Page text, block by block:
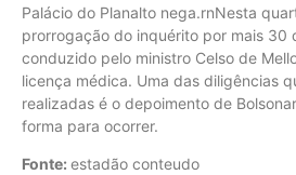
Palácio do Planalto nega.rnNesta
prorrogação do inquérito por mais 30
conduzido pelo ministro Celso de
licença médica. Uma das diligências
realizadas é o depoimento de
forma para ocorrer.
Fonte: estadão conteudo